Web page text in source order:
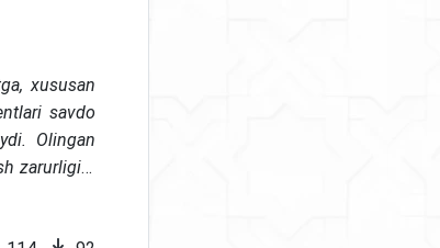
xususan
savdo
Olingan
zarurligini